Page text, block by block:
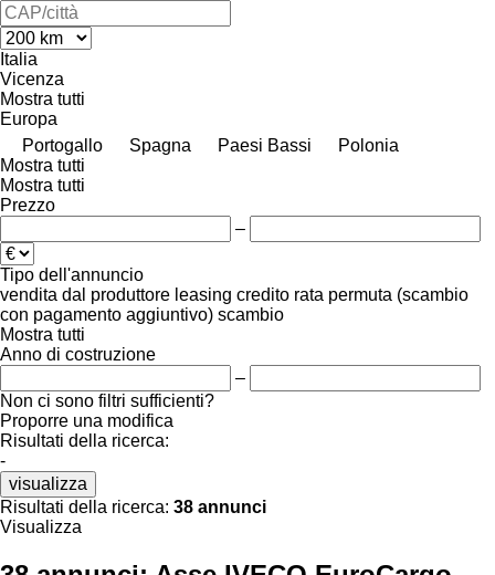
Italia
Vicenza
Mostra tutti
Europa
Portogallo
Spagna Paesi Bassi
Polonia
Mostra tutti
Mostra tutti
Prezzo
–
Tipo dell'annuncio
vendita dal produttore leasing credito rata permuta (scambio
con pagamento aggiuntivo) scambio
Mostra tutti
Anno di costruzione
–
Non ci sono filtri sufficienti?
Proporre una modifica
Risultati della ricerca:
-
visualizza
Risultati della ricerca: 38 annunci
Visualizza